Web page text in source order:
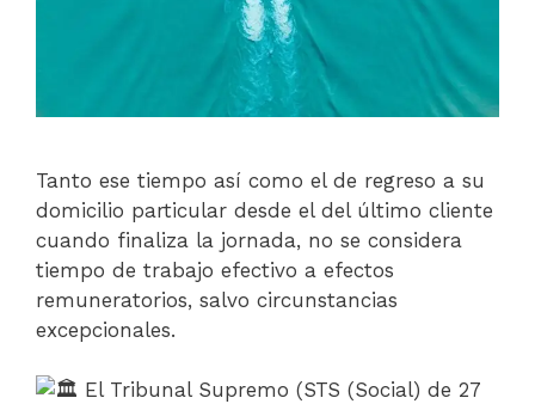
Tanto ese tiempo así como el de regreso a su
domicilio particular desde el del último cliente
cuando finaliza la jornada, no se considera
tiempo de trabajo efectivo a efectos
remuneratorios, salvo circunstancias
excepcionales.
El Tribunal Supremo (STS (Social) de 27